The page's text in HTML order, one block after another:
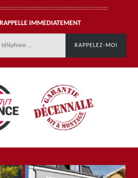
IMMEDIATEMENT